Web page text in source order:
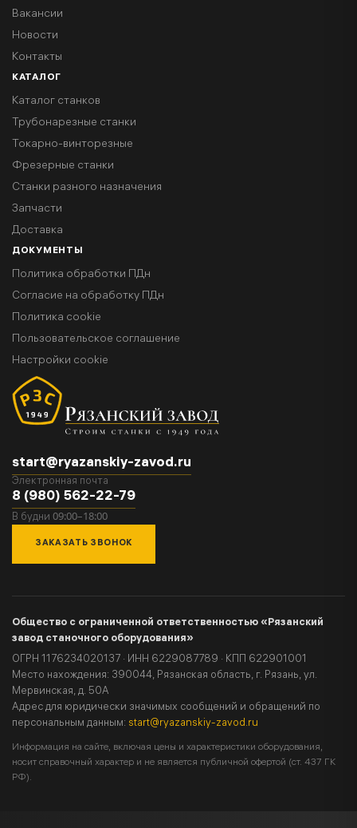
start@ryazanskiy-zavod.ru
Электронная почта
8 (980) 562-22-79
В будни 09:00–18:00
ЗАКАЗАТЬ ЗВОНОК
Вакансии
Новости
Контакты
КАТАЛОГ
Каталог станков
Трубонарезные станки
Токарно-винторезные
Фрезерные станки
Станки разного назначения
Запчасти
Доставка
ДОКУМЕНТЫ
Политика обработки ПДн
Согласие на обработку ПДн
Политика cookie
Пользовательское соглашение
Настройки cookie
Общество с ограниченной ответственностью «Рязанский
завод станочного оборудования»
ОГРН 1176234020137 · ИНН 6229087789 · КПП 622901001
Место нахождения: 390044, Рязанская область, г. Рязань, ул.
Мервинская, д. 50А
Адрес для юридически значимых сообщений и обращений по
персональным данным: start@ryazanskiy-zavod.ru
Информация на сайте, включая цены и характеристики оборудования,
носит справочный характер и не является публичной офертой (ст. 437 ГК
РФ).